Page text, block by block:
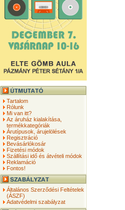
Tartalom
Rólunk
Mi van itt?
Az áruház kialakítása,
termékkategóriák
Árutípusok, árujelölések
Regisztráció
Bevásárlókosár
Fizetési módok
Szállítási idő és átvételi módok
Reklamáció
Fontos!
Általános Szerződési Feltételek
(ÁSZF)
Adatvédelmi szabályzat